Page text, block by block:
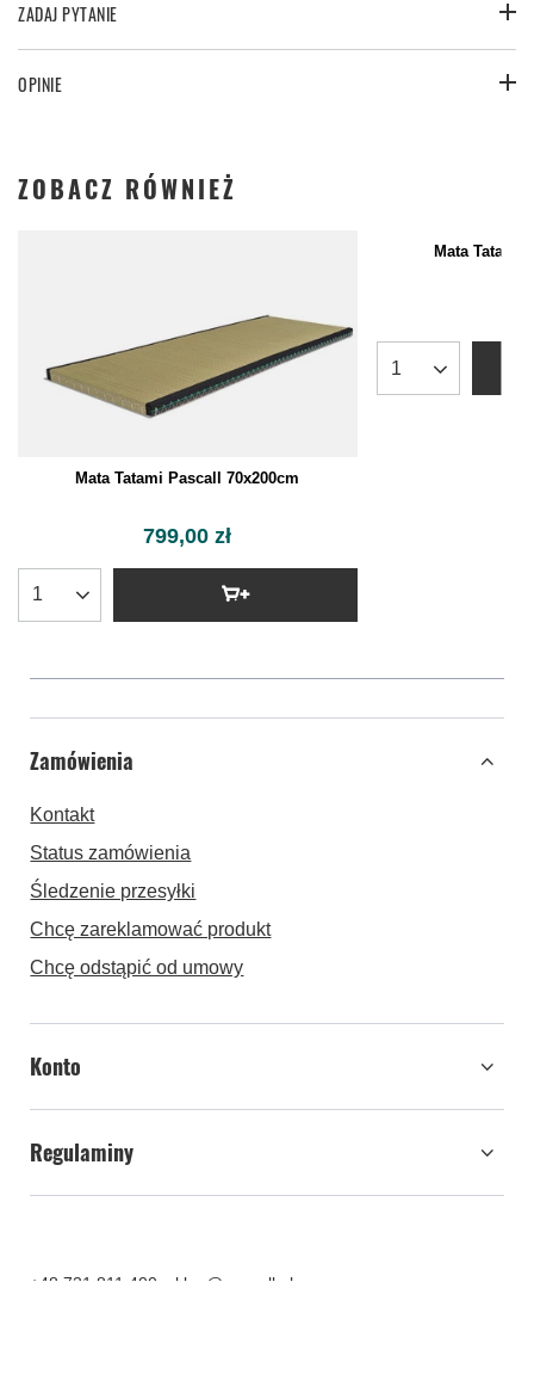
ZADAJ PYTANIE
OPINIE
ZOBACZ RÓWNIEŻ
Mata Tatami Pascall 70x200cm
799,00 zł
Mata Tatami
Zamówienia
Kontakt
Status zamówienia
Śledzenie przesyłki
Chcę zareklamować produkt
Chcę odstąpić od umowy
Konto
Regulaminy
+48 731 811 400
sklep@pascall.pl